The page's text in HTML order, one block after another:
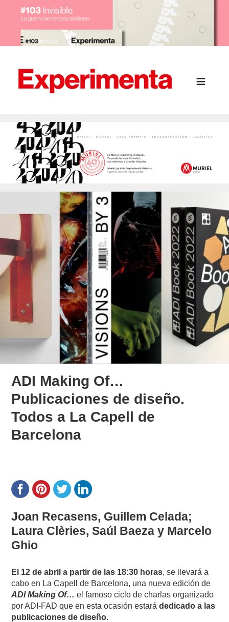
ADI Making Of…
Publicaciones de diseño.
Todos a La Capell de
Barcelona
Joan Recasens, Guillem Celada;
Laura Clèries, Saúl Baeza y Marcelo
Ghio
El 12 de abril a partir de las 18:30 horas, se llevará a
cabo en La Capell de Barcelona, una nueva edición de
ADI Making Of… el famoso ciclo de charlas organizado
por ADI-FAD que en esta ocasión estarádedicado a las
publicaciones de diseño.